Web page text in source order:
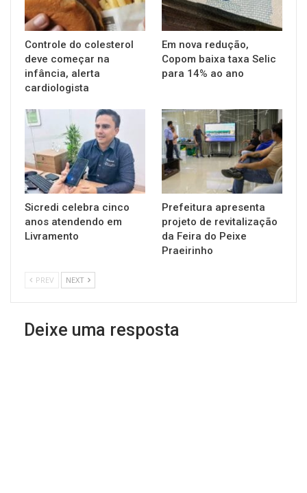
Controle do colesterol
deve começar na
infância, alerta
cardiologista
Em nova redução,
Copom baixa taxa Selic
para 14% ao ano
Sicredi celebra cinco
anos atendendo em
Livramento
Prefeitura apresenta
projeto de revitalização
da Feira do Peixe
Praeirinho
PREV NEXT
Deixe uma resposta